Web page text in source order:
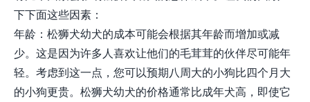
下下面这些因素：
年龄：松狮犬幼犬的成本可能会根据其年龄而增加或减
少。这是因为许多人喜欢让他们的毛茸茸的伙伴尽可能年
轻。考虑到这一点，您可以预期八周大的小狗比四个月大
的小狗更贵。松狮犬幼犬的价格通常比成年犬高，即使它